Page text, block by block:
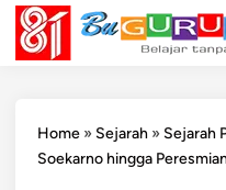
Skip
content
Home » Sejarah » Sejarah
Soekarno hingga